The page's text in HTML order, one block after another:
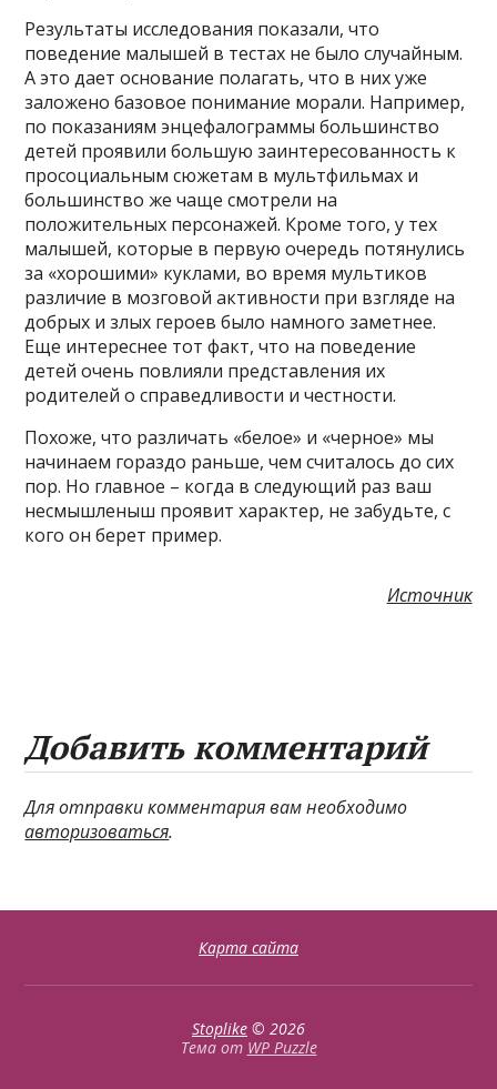
Результаты исследования показали, что
поведение малышей в тестах не было случайным.
А это дает основание полагать, что в них уже
заложено базовое понимание морали. Например,
по показаниям энцефалограммы большинство
детей проявили большую заинтересованность к
просоциальным сюжетам в мультфильмах и
большинство же чаще смотрели на
положительных персонажей. Кроме того, у тех
малышей, которые в первую очередь потянулись
за «хорошими» куклами, во время мультиков
различие в мозговой активности при взгляде на
добрых и злых героев было намного заметнее.
Еще интереснее тот факт, что на поведение
детей очень повлияли представления их
родителей о справедливости и честности.
Похоже, что различать «белое» и «черное» мы
начинаем гораздо раньше, чем считалось до сих
пор. Но главное – когда в следующий раз ваш
несмышленыш проявит характер, не забудьте, с
кого он берет пример.
Источник
Добавить комментарий
Для отправки комментария вам необходимо
авторизоваться.
Карта сайта
Stoplike © 2026
Тема от WP Puzzle